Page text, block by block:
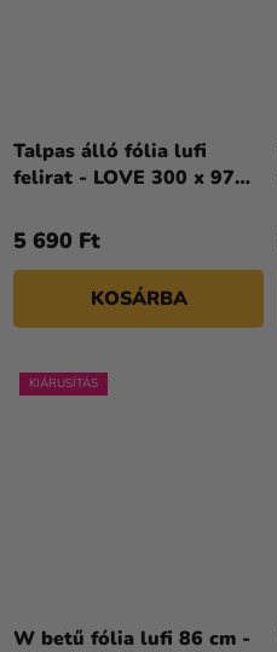
Talpas álló fólia lufi
felirat - LOVE 300 x 97
5 690 Ft
KOSÁRBA
KIÁRUSÍTÁS
W betű fólia lufi 86 cm -